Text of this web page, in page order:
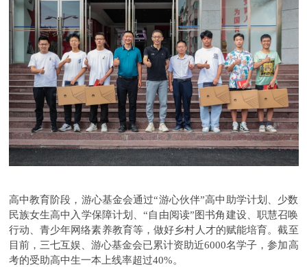
高中教育阶段，游心基金会通过“游心伙伴”高中助学计划、少数
民族女生高中入学保障计划、“自由阅读”图书角建设、职慧召唤
行动、青少年网络素养教育等，做好乡村人才的赋能培育。截至
目前，三七互娱、游心基金会已累计资助近6000名学子，参加高
考的受助高中生一本上线率超过40%。